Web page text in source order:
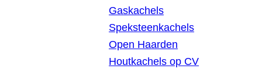
Gaskachels
Speksteenkachels
Open Haarden
Houtkachels op CV